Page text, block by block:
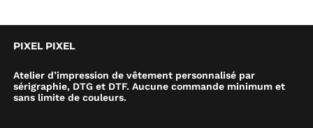
PIXEL PIXEL
Atelier d’impression de vêtement personnalisé par
sérigraphie, DTG et DTF. Aucune commande minimum et
sans limite de couleurs.